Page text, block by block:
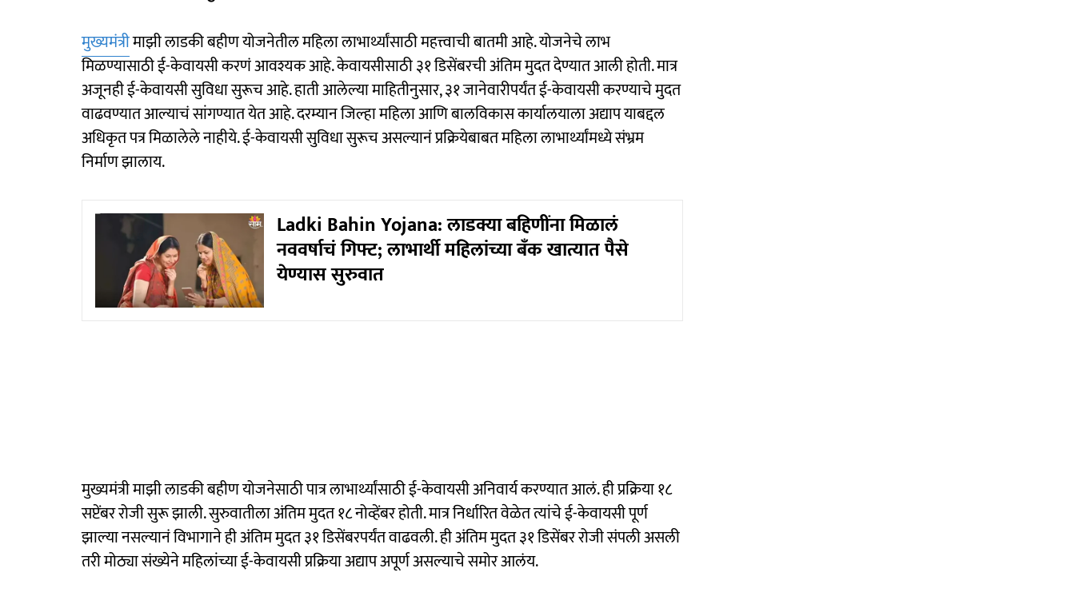
मुख्यमंत्रीमाझी लाडकी बहीण योजनेतील महिला लाभार्थ्यांसाठी महत्त्वाची बातमी आहे. योजनेचे लाभ
मिळण्यासाठी ई-केवायसी करणं आवश्यक आहे. केवायसीसाठी ३१ डिसेंबरची अंतिम मुदत देण्यात आली होती. मात्र
अजूनही ई-केवायसी सुविधा सुरूच आहे. हाती आलेल्या माहितीनुसार, ३१ जानेवारीपर्यंत ई-केवायसी करण्याचे मुदत
वाढवण्यात आल्याचं सांगण्यात येत आहे. दरम्यान जिल्हा महिला आणि बालविकास कार्यालयाला अद्याप याबद्दल
अधिकृत पत्र मिळालेले नाहीये. ई-केवायसी सुविधा सुरूच असल्यानं प्रक्रियेबाबत महिला लाभार्थ्यांमध्ये संभ्रम
निर्माण झालाय.
Ladki Bahin Yojana: लाडक्या बहिणींना मिळालं
नववर्षाचं गिफ्ट; लाभार्थी महिलांच्या बँक खात्यात पैसे
येण्यास सुरुवात
मुख्यमंत्री माझी लाडकी बहीण योजनेसाठी पात्र लाभार्थ्यांसाठी ई-केवायसी अनिवार्य करण्यात आलं. ही प्रक्रिया १८
सप्टेंबर रोजी सुरू झाली. सुरुवातीला अंतिम मुदत १८ नोव्हेंबर होती. मात्र निर्धारित वेळेत त्यांचे ई-केवायसी पूर्ण
झाल्या नसल्यानं विभागाने ही अंतिम मुदत ३१ डिसेंबरपर्यंत वाढवली. ही अंतिम मुदत ३१ डिसेंबर रोजी संपली असली
तरी मोठ्या संख्येने महिलांच्या ई-केवायसी प्रक्रिया अद्याप अपूर्ण असल्याचे समोर आलंय.